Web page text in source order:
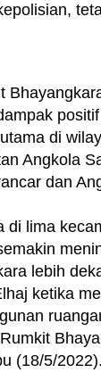
di
Angkola
dan
di lima
lebih
ketika
(18/5/2022).